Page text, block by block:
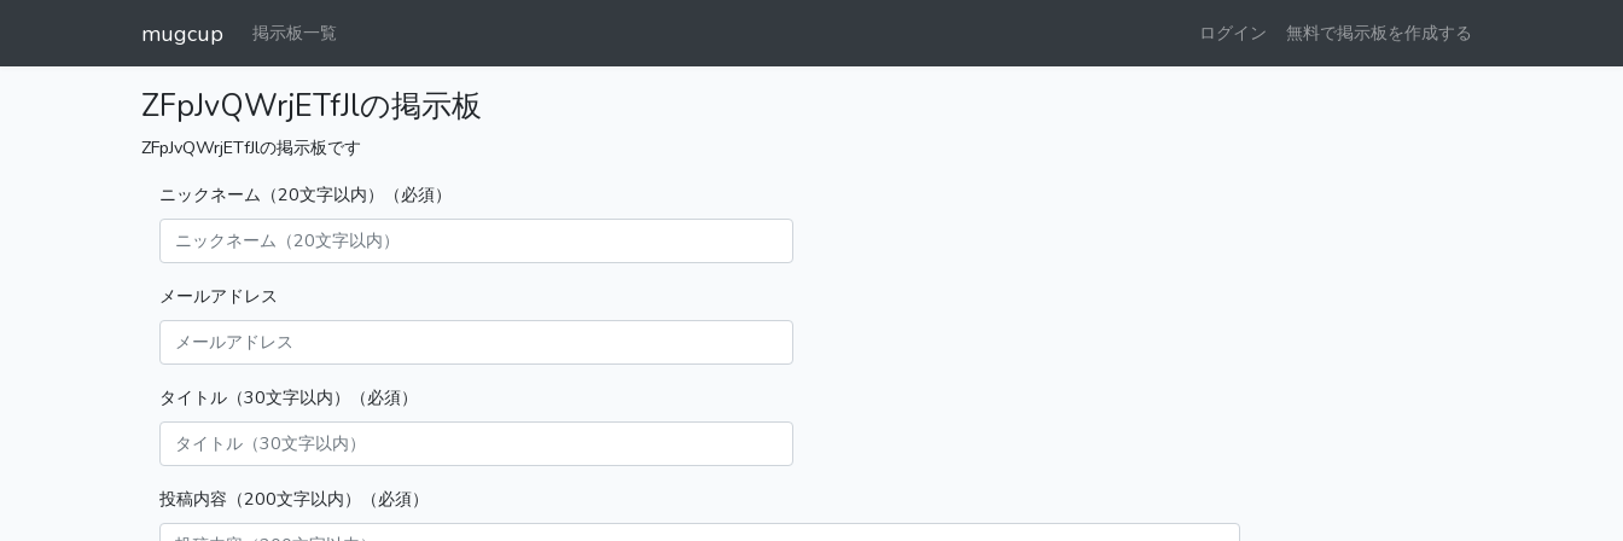
mugcup 掲示板一覧 ログイン 無料で掲示板を作成する
ZFpJvQWrjETfJlの掲示板
ZFpJvQWrjETfJlの掲示板です
ニックネーム（20文字以内）（必須）
メールアドレス
タイトル（30文字以内）（必須）
投稿内容（200文字以内）（必須）